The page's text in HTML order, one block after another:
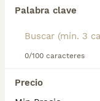
Palabra clave
0/100 caracteres
Precio
siempre compañía.
Lee nuestra página
para
perro.
Encontramos
en venta